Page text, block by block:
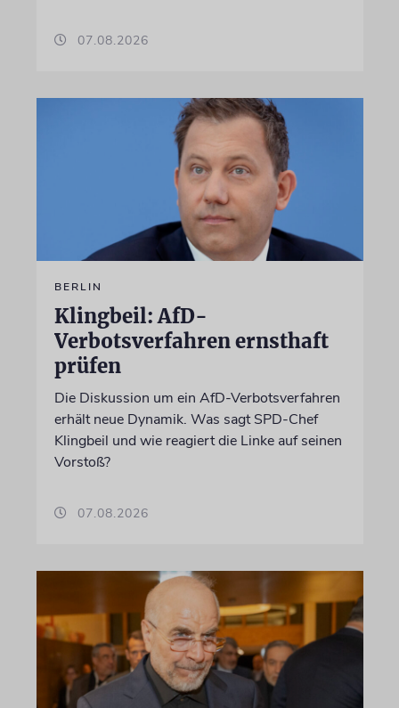
07.08.2026
BERLIN
Klingbeil: AfD-
Verbotsverfahren ernsthaft
prüfen
Die Diskussion um ein AfD-Verbotsverfahren
erhält neue Dynamik. Was sagt SPD-Chef
Klingbeil und wie reagiert die Linke auf seinen
Vorstoß?
07.08.2026